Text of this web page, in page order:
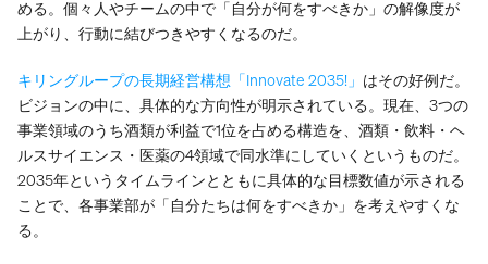
める。個々人やチームの中で「自分が何をすべきか」の解像度が
上がり、行動に結びつきやすくなるのだ。
キリングループの長期経営構想「Innovate 2035!」 はその好例だ。
ビジョンの中に、具体的な方向性が明示されている。現在、3つの
事業領域のうち酒類が利益で1位を占める構造を、酒類・飲料・ヘ
ルスサイエンス・医薬の4領域で同水準にしていくというものだ。
2035年というタイムラインとともに具体的な目標数値が示される
ことで、各事業部が「自分たちは何をすべきか」を考えやすくな
る。